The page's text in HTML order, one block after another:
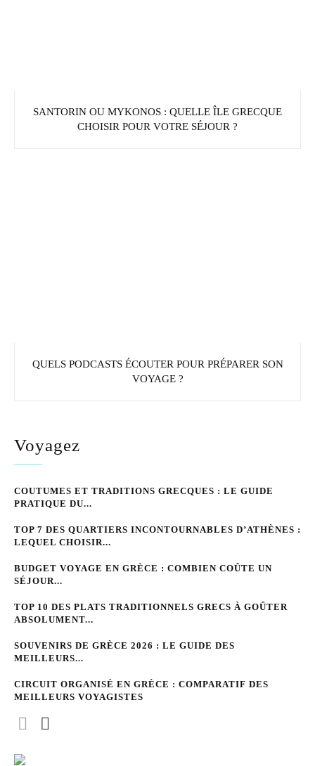
SANTORIN OU MYKONOS : QUELLE ÎLE GRECQUE
CHOISIR POUR VOTRE SÉJOUR ?
QUELS PODCASTS ÉCOUTER POUR PRÉPARER SON
VOYAGE ?
Voyagez
COUTUMES ET TRADITIONS GRECQUES : LE GUIDE
PRATIQUE DU...
TOP 7 DES QUARTIERS INCONTOURNABLES D’ATHÈNES :
LEQUEL CHOISIR...
BUDGET VOYAGE EN GRÈCE : COMBIEN COÛTE UN
SÉJOUR...
TOP 10 DES PLATS TRADITIONNELS GRECS À GOÛTER
ABSOLUMENT...
SOUVENIRS DE GRÈCE 2026 : LE GUIDE DES
MEILLEURS...
CIRCUIT ORGANISÉ EN GRÈCE : COMPARATIF DES
MEILLEURS VOYAGISTES